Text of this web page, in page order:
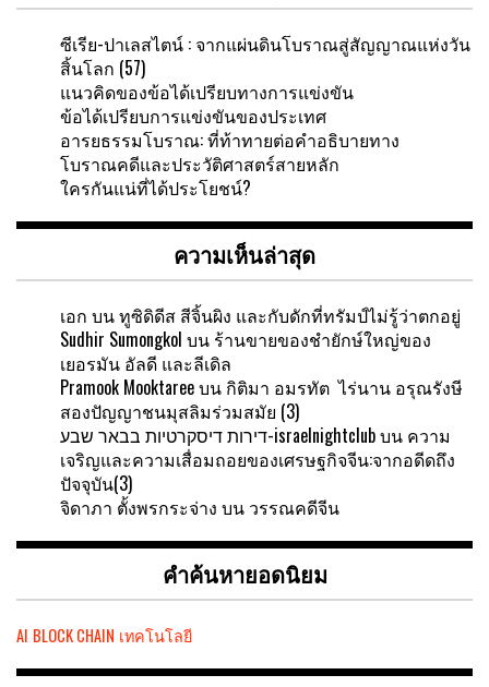
ซีเรีย-ปาเลสไตน์ : จากแผ่นดินโบราณสู่สัญญาณแห่งวัน
สิ้นโลก (57)
แนวคิดของข้อได้เปรียบทางการแข่งขัน
ข้อได้เปรียบการแข่งขันของประเทศ
อารยธรรมโบราณ: ที่ท้าทายต่อคำอธิบายทาง
โบราณคดีและประวัติศาสตร์สายหลัก
ใครกันแน่ที่ได้ประโยชน์?
ความเห็นล่าสุด
เอก บนทูซิดิดีส สีจิ้นผิง และกับดักที่ทรัมป์ไม่รู้ว่าตกอยู่
Sudhir Sumongkol บน ร้านขายของชำยักษ์ใหญ่ของ
เยอรมัน อัลดี และลีเดิล
Pramook Mooktareeบน กิติมา อมรทัต ไร่นาน อรุณรังษี
สองปัญญาชนมุสลิมร่วมสมัย (3)
דירות דיסקרטיות בבאר שבע-israelnightclubบน ความ
เจริญและความเสื่อมถอยของเศรษฐกิจจีน:จากอดีดถึง
ปัจจุบัน(3)
จิดาภา ตั้งพรกระจ่าง บน วรรณคดีจีน
คำค้นหายอดนิยม
AI BLOCK CHAIN เทคโนโลยี